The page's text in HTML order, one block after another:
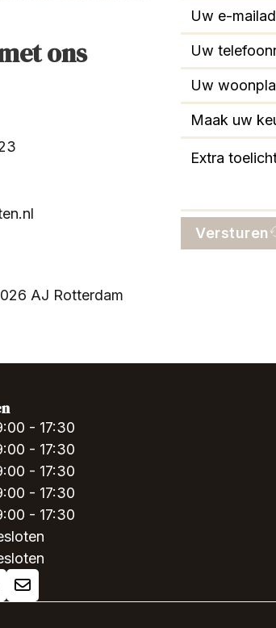
ons
AJ Rotterdam
Versturen
- 17:30
- 17:30
- 17:30
- 17:30
- 17:30